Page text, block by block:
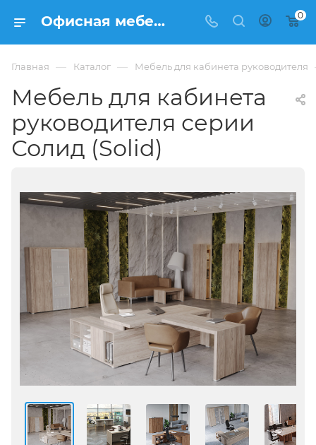
Офисная мебель для кабинета руководителя серии Солид (Solid) по цене от 113813 руб (за стол 1800 мм + тумба) - интернет-магазин ФРАНКОМ 0
Главная — Каталог — Мебель для кабинета руководителя
Мебель для кабинета
руководителя серии
Солид (Solid)